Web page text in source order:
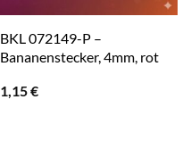
BKL 072149-P –
Bananenstecker, 4mm, rot
1,15€